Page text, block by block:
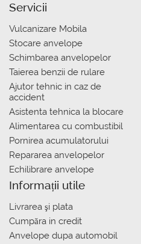
Servicii
Vulcanizare Mobila
Stocare anvelope
Schimbarea anvelopelor
Taierea benzii de rulare
Ajutor tehnic in caz de
accident
Asistenta tehnica la blocare
Alimentarea cu combustibil
Pornirea acumulatorului
Repararea anvelopelor
Echilibrare anvelope
Informații utile
Livrarea şi plata
Сumpăra in credit
Anvelope dupa automobil